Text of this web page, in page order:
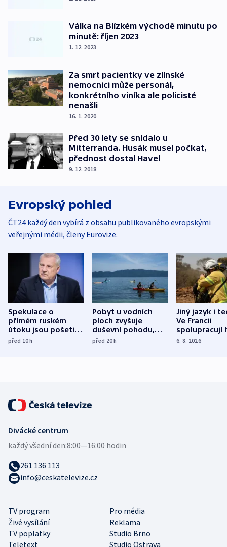
Válka na Blízkém východě minutu po
minutě: říjen 2023
1. 12. 2023
Za smrt pacientky ve zlínské
nemocnici může personál,
konkrétního viníka ale policisté
nenašli
16. 1. 2020
Před 30 lety se snídalo u
Mitterranda. Husák musel počkat,
přednost dostal Havel
9. 12. 2018
Evropský pohled
ČT24 každý den vybírá z obsahu publikovaného evropskými
veřejnými médii, členy Eurovize.
Spekulace o
přímém ruském
útoku jsou pošetilé,
míní estonský
před 10h
Pobyt u vodních
ploch zvyšuje
duševní pohodu,
ukázala
před 20h
Jiný jazyk i
Ve Francii
spolupracují
různých zemí
6. 8. 2026
TV program
Pro média
Živé vysílání
Reklama
TV poplatky
Studio Brno
Teletext
Studio Ostrava
Divácké centrum
každý všední den:8:00—16:00 hodin
261 136 113
info@ceskatelevize.cz